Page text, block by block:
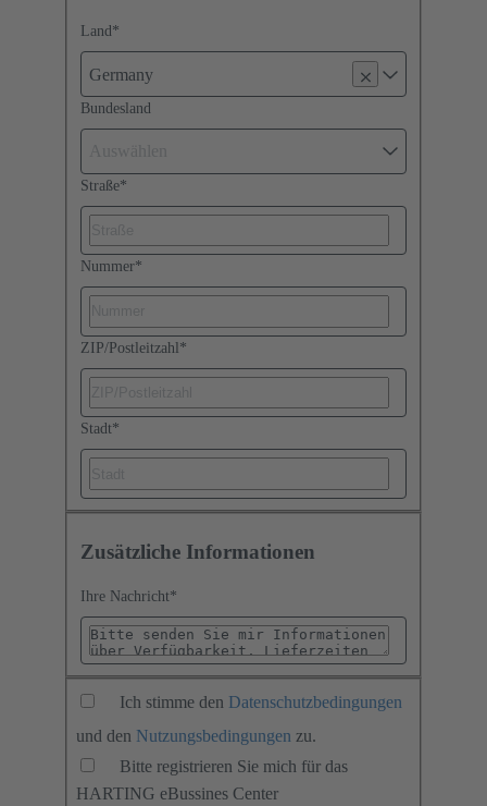
Land *
Germany
Bundesland
Straße*
Nummer*
ZIP/Postleitzahl *
Stadt*
Zusätzliche Informationen
Ihre Nachricht*
Ich stimme den Datenschutzbedingungen
und den Nutzungsbedingungen zu.
Bitte registrieren Sie mich für das
HARTING eBussines Center